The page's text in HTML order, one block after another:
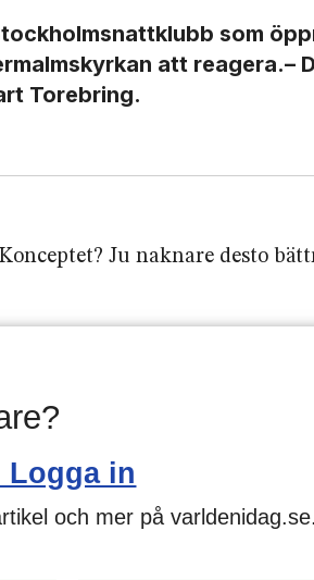
som
att reagera.–
Torebring.
Ju naknare desto
Logga in
och mer på